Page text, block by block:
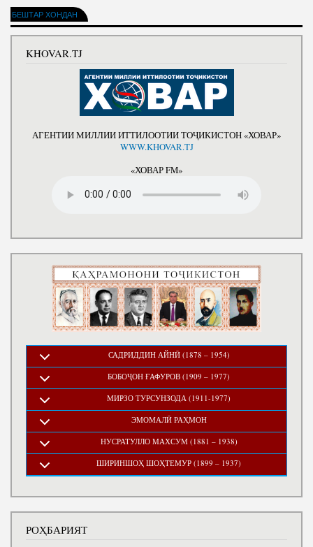
БЕШТАР ХОНДАН
KHOVAR.TJ
АГЕНТИИ МИЛЛИИ ИТТИЛООТИИ ТОҶИКИСТОН «ХОВАР»
WWW.KHOVAR.TJ
«ХОВАР FM»
САДРИДДИН АЙНӢ (1878 – 1954)
БОБОҶОН ҒАФУРОВ (1909 – 1977)
МИРЗО ТУРСУНЗОДА (1911-1977)
ЭМОМАЛӢ РАҲМОН
НУСРАТУЛЛО МАХСУМ (1881 – 1938)
ШИРИНШОҲ ШОҲТЕМУР (1899 – 1937)
РОҲБАРИЯТ